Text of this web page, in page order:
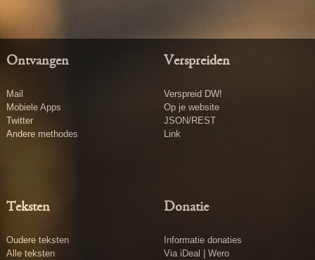
Ontvangen
Mail
Mobiele Apps
Twitter
Andere methodes
Verspreiden
Verspreid DW!
Op je website
JSON/REST
Link
Teksten
Oudere teksten
Alle teksten
Donatie
Informatie donaties
Via iDeal | Wero